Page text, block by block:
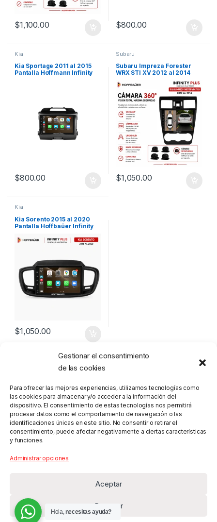
Gestionar el consentimiento
de las cookies
Para ofrecer las mejores experiencias, utilizamos tecnologías como
las cookies para almacenar y/o acceder a la información del
dispositivo. El consentimiento de estas tecnologías nos permitirá
procesar datos como el comportamiento de navegación o las
identificaciones únicas en este sitio. No consentir o retirar el
consentimiento, puede afectar negativamente a ciertas características
y funciones.
Administrar opciones
Aceptar
Denegar
$1,100.00 $800.00
Kia
Kia Sportage 2011 al 2015
Pantalla Hoffmann Infinity
$800.00
Subaru
Subaru Impreza Forester
WRX STI XV 2012 al 2014
Pantalla Hoffbaüer Infinity
Plus CarPlay & Android Auto
$1,050.00
Kia
Kia Sorento 2015 al 2020
Pantalla Hoffbaüer Infinity
$1,050.00
Hola,necesitas ayuda?